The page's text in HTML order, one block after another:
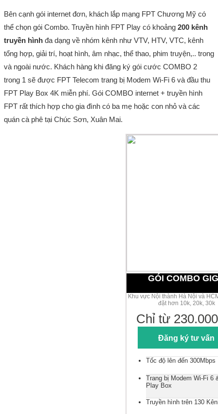
Bên cạnh gói internet đơn, khách lắp mạng FPT Chương Mỹ có
thể chọn gói Combo. Truyền hình FPT Play có khoảng 200 kênh
truyền hình đa dạng về nhóm kênh như VTV, HTV, VTC, kênh
tổng hợp, giải trí, hoạt hình, âm nhạc, thể thao, phim truyện,.. trong
và ngoài nước. Khách hàng khi đăng ký gói cước COMBO 2
trong 1 sẽ được FPT Telecom trang bị Modem Wi-Fi 6 và đầu thu
FPT Play Box 4K miễn phí. Gói COMBO internet + truyền hình
FPT rất thích hợp cho gia đình có ba mẹ hoặc con nhỏ và các
quán cà phê tại Chúc Sơn, Xuân Mai.
GÓI COMBO
Khu vực Nội thành Hà Nội và
đặt hơn 10k, 20k, 30k
Chỉ từ 230.000
Đăng ký tư vấn
Tốc độ lên đến 300Mbps
Trang bị Modem Wi-Fi 6
Play Box
Truyền hình trên 130